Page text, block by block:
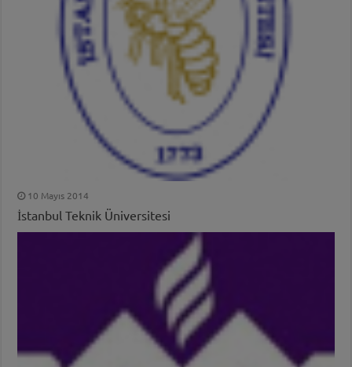
10 Mayıs 2014
İstanbul Teknik Üniversitesi